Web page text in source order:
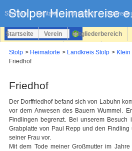
Sitemap Kontakt Impressum
überspringen
Startseite Verein Mitgliederbereich
Login
Stolp Heimatorte Landkreis Stolp
Friedhof
Friedhof
Der Dorffriedhof befand sich von Labuhn
vor dem Anwesen des Bauern Wummel.
Findlingen begrenzt. Bei unserem
Grabplatte von Paul Repp und den Findling
seiner Frau vor.
Mit dem Tode meiner Großmutter im